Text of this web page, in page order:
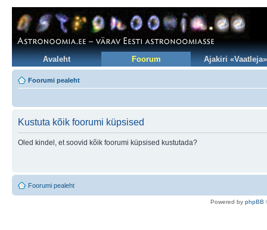
Avaleht Foorum Ajakiri «Vaatleja»
Foorumi pealeht
Kustuta kõik foorumi küpsised
Oled kindel, et soovid kõik foorumi küpsised kustutada?
Foorumi pealeht
Powered by phpBB